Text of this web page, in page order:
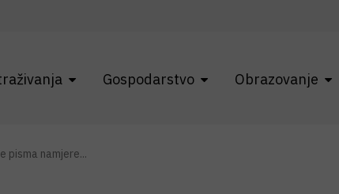
Gospodarstvo Obrazovanje
pisma namjere...